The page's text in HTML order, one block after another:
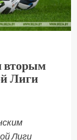
вторым
Лиги
Лиги